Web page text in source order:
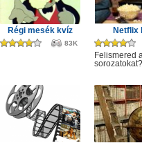
Régi mesék kvíz
83K
Netflix
Felismered
sorozatokat?